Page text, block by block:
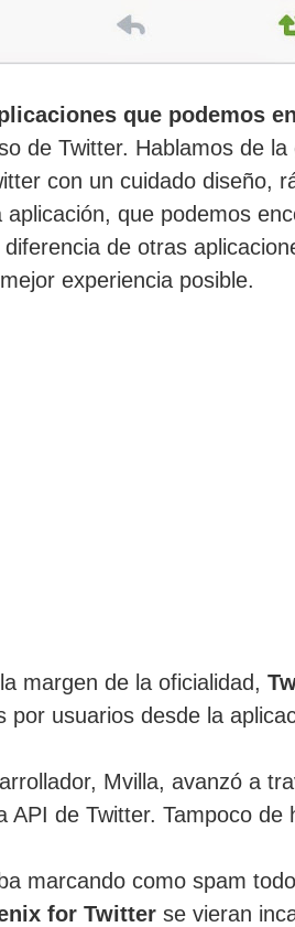
que podemos
de Twitter. Hablamos de la
con un cuidado diseño,
aplicación, que podemos
de otras
experiencia posible.
margen de la oficialidad,
por usuarios desde la
Mvilla, avanzó a
API de Twitter. Tampoco
marcando como spam
for Twitter se vieran